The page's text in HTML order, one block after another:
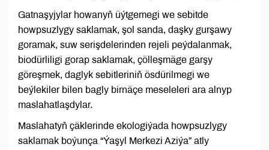
Gatnaşyjylar howanyň üýtgemegi we sebitde
howpsuzlygy saklamak, şol sanda, daşky gurşawy
goramak, suw serişdelerinden rejeli peýdalanmak,
biodürliligi gorap saklamak, çölleşmäge garşy
göreşmek, daglyk sebitleriniň ösdürilmegi we
beýlekiler bilen bagly birnäçe meseleleri ara alnyp
maslahatlaşdylar.
Maslahatyň çäklerinde ekologiýada howpsuzlygy
saklamak boýunça “Ýaşyl Merkezi Aziýa” atly